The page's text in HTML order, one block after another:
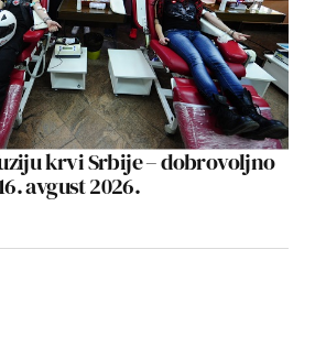
krvi Srbije – dobrovoljno
avgust 2026.